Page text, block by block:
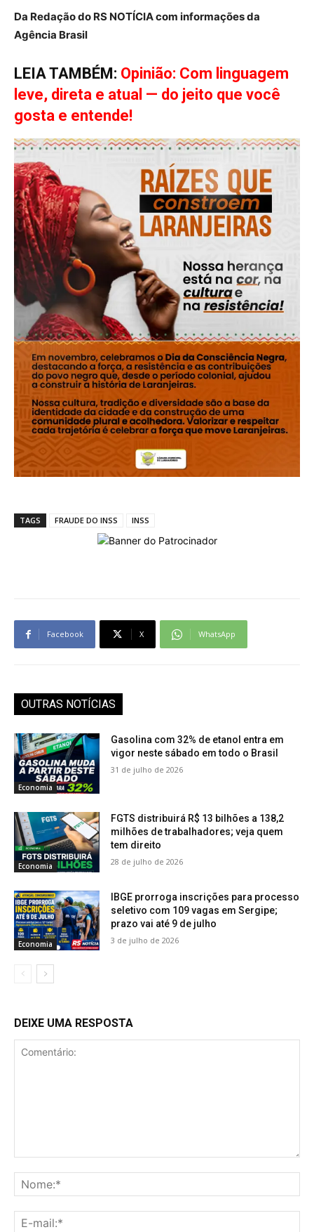
Da Redação do RS NOTÍCIA com informações da
Agência Brasil
LEIA TAMBÉM: Opinião: Com linguagem
leve, direta e atual — do jeito que você
gosta e entende!
TAGS FRAUDE DO INSS INSS
Facebook X WhatsApp
OUTRAS NOTÍCIAS
Economia
Gasolina com 32% de etanol entra em
vigor neste sábado em todo o Brasil
31 de julho de 2026
Economia
FGTS distribuirá R$ 13 bilhões a 138,2
milhões de trabalhadores; veja quem
tem direito
28 de julho de 2026
Economia
IBGE prorroga inscrições para processo
seletivo com 109 vagas em Sergipe;
prazo vai até 9 de julho
3 de julho de 2026
DEIXE UMA RESPOSTA